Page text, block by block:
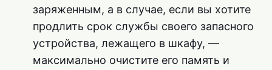
заряженным, а в случае, если вы хотите
продлить срок службы своего запасного
устройства, лежащего в шкафу, —
максимально очистите его память и